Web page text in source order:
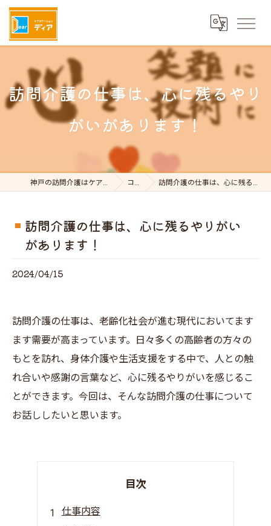
訪問介護の仕事は、心に残るやり
がいがあります！
神戸の訪問介護はケアステーションDear コラム 訪問介護の仕事は、心に残るやりがいがあります！
訪問介護の仕事は、心に残るやりがい
があります！
2024/04/15
訪問介護の仕事は、老齢化社会が進む現代においてます
ます需要が高まっています。日々多くの高齢者の方々の
もとを訪れ、身体介護や生活支援をする中で、人との触
れ合いや感謝の言葉など、心に残るやりがいを感じるこ
とができます。今回は、そんな訪問介護の仕事について
お話ししたいと思います。
目次
仕事内容